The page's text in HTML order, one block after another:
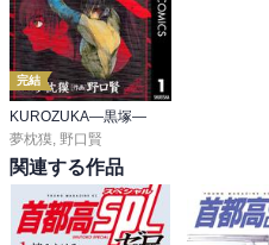
完結
KUROZUKA―黒塚―
夢枕獏 野口賢
関連する作品